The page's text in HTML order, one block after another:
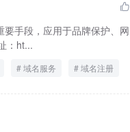

手段，应用于品牌保护、网
：ht...
域名服务
域名注册